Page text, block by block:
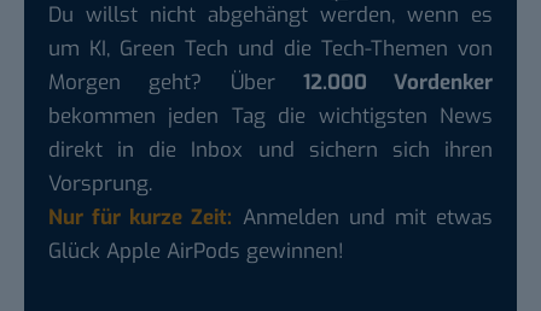
Du willst nicht abgehängt werden, wenn es
um KI, Green Tech und die Tech-Themen von
Morgen geht? Über 12.000 Vordenker
bekommen jeden Tag die wichtigsten News
direkt in die Inbox und sichern sich ihren
Vorsprung.
Nur für kurze Zeit: Anmelden und mit etwas
Glück Apple AirPods gewinnen!